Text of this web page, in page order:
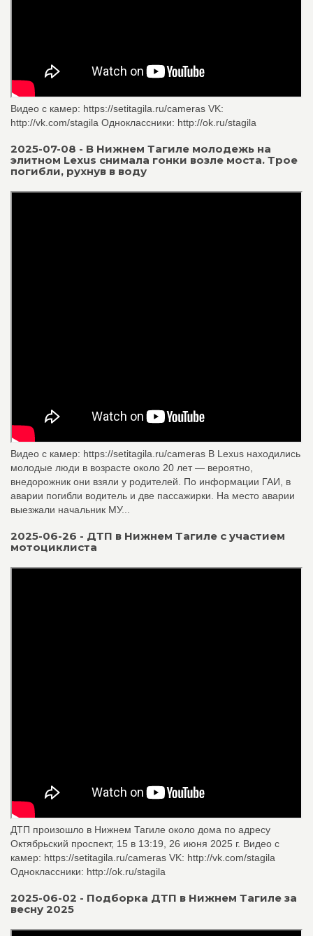
Видео с камер: https://setitagila.ru/cameras VK:
http://vk.com/stagila Одноклассники: http://ok.ru/stagila
2025-07-08 - В Нижнем Тагиле молодежь на
элитном Lexus снимала гонки возле моста. Трое
погибли, рухнув в воду
Видео с камер: https://setitagila.ru/cameras В Lexus находились
молодые люди в возрасте около 20 лет — вероятно,
внедорожник они взяли у родителей. По информации ГАИ, в
аварии погибли водитель и две пассажирки. На место аварии
выезжали начальник МУ...
2025-06-26 - ДТП в Нижнем Тагиле c участием
мотоциклиста
ДТП произошло в Нижнем Тагиле около дома по адресу
Октябрьский проспект, 15 в 13:19, 26 июня 2025 г. Видео с
камер: https://setitagila.ru/cameras VK: http://vk.com/stagila
Одноклассники: http://ok.ru/stagila
2025-06-02 - Подборка ДТП в Нижнем Тагиле за
весну 2025